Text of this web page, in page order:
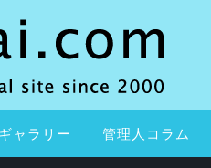
ギャラリー 管理人コラム